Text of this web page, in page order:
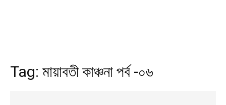
Tag: মায়াবতী কাঞ্চনা পর্ব -০৬